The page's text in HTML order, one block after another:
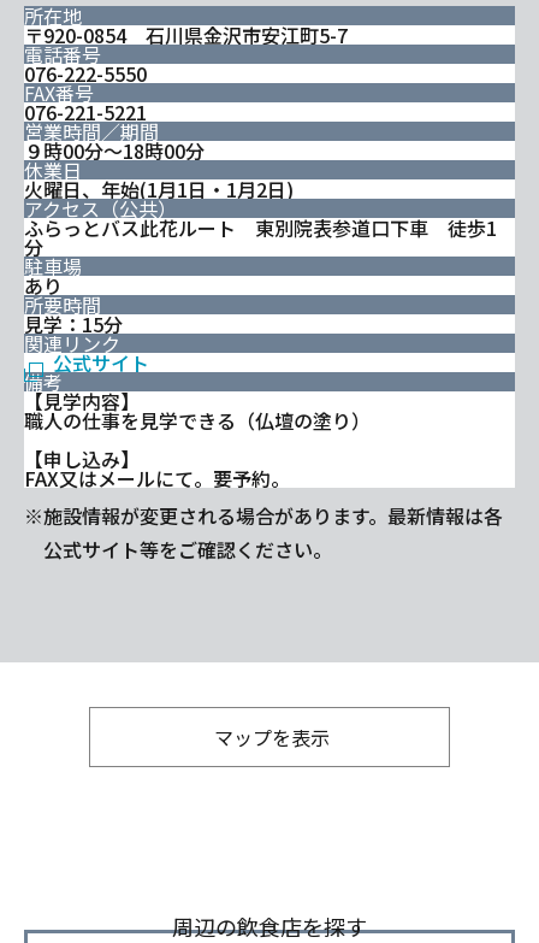
所在地
〒920-0854 石川県金沢市安江町5-7
電話番号
076-222-5550
FAX番号
076-221-5221
営業時間／期間
９時00分～18時00分
休業日
火曜日、年始(1月1日・1月2日)
アクセス（公共）
ふらっとバス此花ルート 東別院表参道口下車 徒歩1
分
駐車場
あり
所要時間
見学：15分
関連リンク
公式サイト
備考
【見学内容】
職人の仕事を見学できる（仏壇の塗り）
【申し込み】
FAX又はメールにて。要予約。
※施設情報が変更される場合があります。最新情報は各
公式サイト等をご確認ください。
マップを表示
周辺の飲食店を探す